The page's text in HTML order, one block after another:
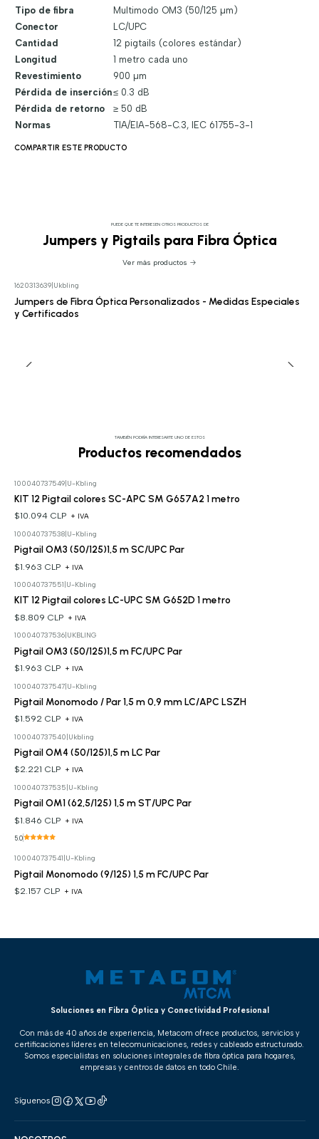
Tipo de fibra
Multimodo OM3 (50/125 µm)
Conector
LC/UPC
Cantidad
12 pigtails (colores estándar)
Longitud
1 metro cada uno
Revestimiento
900 µm
Pérdida de inserción≤ 0.3 dB
Pérdida de retorno
≥ 50 dB
Normas
TIA/EIA-568-C.3, IEC 61755-3-1
COMPARTIR ESTE PRODUCTO
PUEDE QUE TE INTERESEN OTROS PRODUCTOS DE
Jumpers y Pigtails para Fibra Óptica
Ver más productos
1620313639| Ukbling
Jumpers de Fibra Óptica Personalizados - Medidas Especiales
y Certificados
TAMBIÉN PODRÍA INTERESARTE UNO DE ESTOS
Productos recomendados
100040737549| U-Kbling
KIT 12 Pigtail colores SC-APC SM G657A2 1 metro
$10.094 CLP + IVA
100040737538| U-Kbling
Pigtail OM3 (50/125)1,5 m SC/UPC Par
$1.963 CLP + IVA
100040737551 U-Kbling
KIT 12 Pigtail colores LC-UPC SM G652D 1 metro
$8.809 CLP + IVA
100040737536| UKBLING
Pigtail OM3 (50/125)1,5 m FC/UPC Par
$1.963 CLP + IVA
100040737547| U-Kbling
Pigtail Monomodo / Par 1,5 m 0,9 mm LC/APC LSZH
$1.592 CLP + IVA
100040737540 Ukbling
Pigtail OM4 (50/125)1,5 m LC Par
$2.221 CLP + IVA
100040737535 U-Kbling
Pigtail OM1 (62,5/125) 1,5 m ST/UPC Par
$1.846 CLP + IVA
5.0
100040737541 U-Kbling
Pigtail Monomodo (9/125) 1,5 m FC/UPC Par
$2.157 CLP + IVA
Soluciones en Fibra Óptica y Conectividad Profesional
Con más de 40 años de experiencia, Metacom ofrece productos, servicios y
certificaciones líderes en telecomunicaciones, redes y cableado estructurado.
Somos especialistas en soluciones integrales de fibra óptica para hogares,
empresas y centros de datos en todo Chile.
Síguenos